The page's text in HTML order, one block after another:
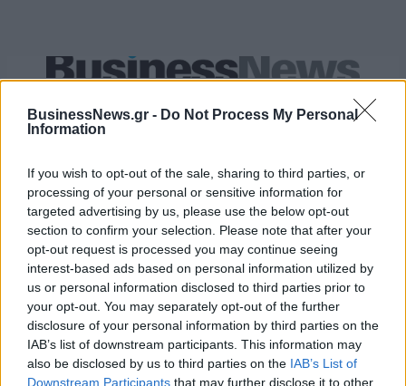
BusinessNews.gr - Do Not Process My Personal
Information
If you wish to opt-out of the sale, sharing to third parties, or
processing of your personal or sensitive information for
targeted advertising by us, please use the below opt-out
section to confirm your selection. Please note that after your
opt-out request is processed you may continue seeing
interest-based ads based on personal information utilized by
us or personal information disclosed to third parties prior to
your opt-out. You may separately opt-out of the further
disclosure of your personal information by third parties on the
IAB’s list of downstream participants. This information may
also be disclosed by us to third parties on the IAB’s List of
Downstream Participants that may further disclose it to other
μετά τη νίκη επί της Δανίας και
πριν από τον ημιτελικό με τη
Νορβηγία
Όμιλος ΔΕΗ: Νέα συμφωνία για
χαρτοφυλάκιο έργων ΑΠΕ άνω
των 2 GW σε Πολωνία και
Ουγγαρία
Fourlis: Συμφωνία για την πώληση συμμετοχής στο Sofia South Ring
Mall έναντι 49,35 εκατ. ευρώ